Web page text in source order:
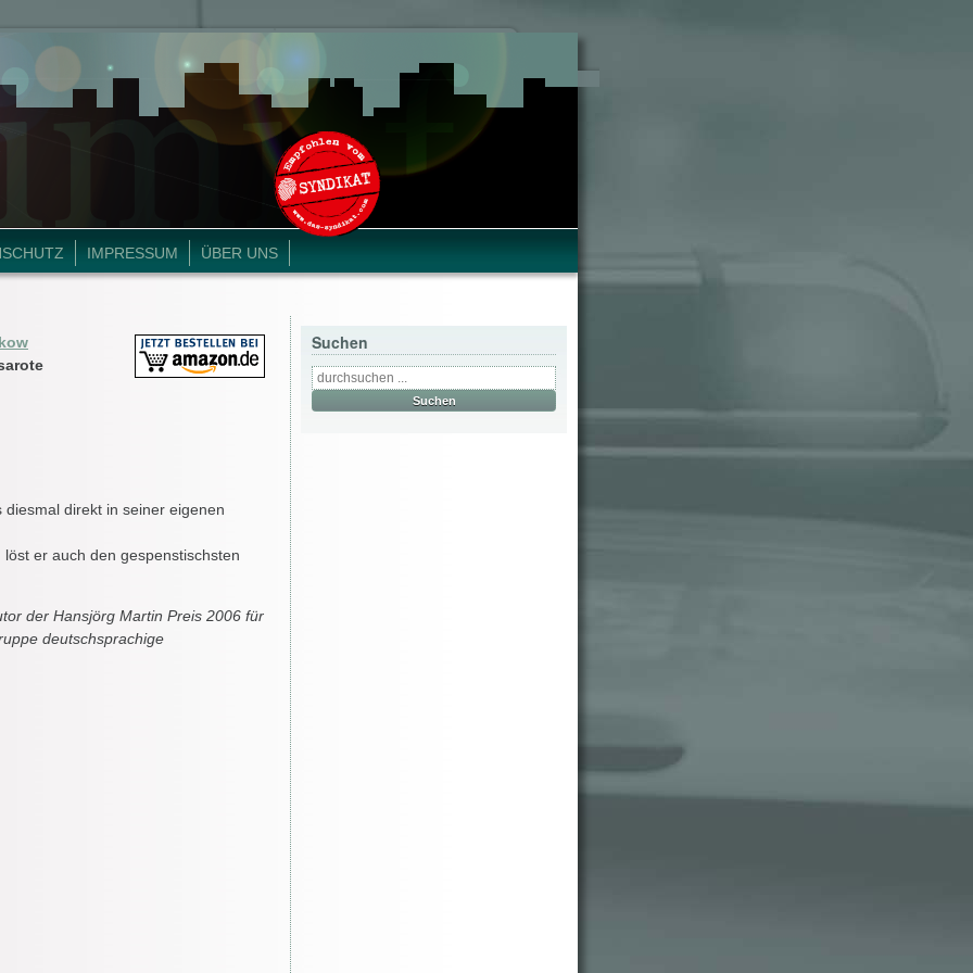
IMPRESSUM ÜBER UNS
direkt in seiner eigenen
er auch den gespenstischsten
der Hansjörg Martin Preis 2006 für
deutschsprachige
Suchen